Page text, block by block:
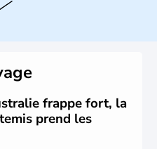
le Canada passe ensuite
L'indépendance du
long processus qui s'est
autochtone des Inuits,
découvert qu'au début
expédition dans le Grand
frappe fort, la
prend les